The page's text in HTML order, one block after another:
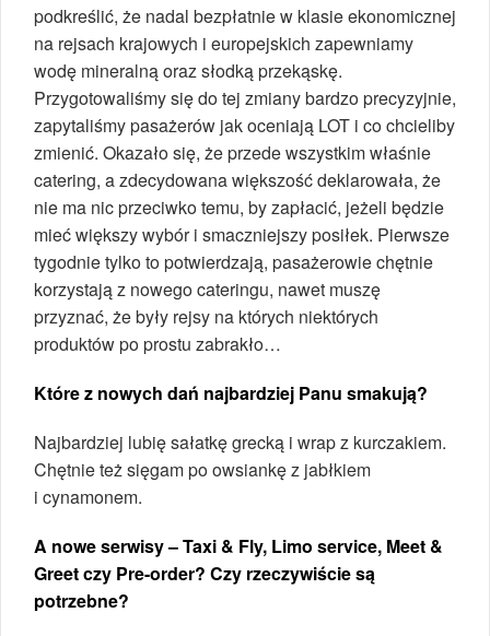
podkreślić, że nadal bezpłatnie w klasie ekonomicznej
na rejsach krajowych i europejskich zapewniamy
wodę mineralną oraz słodką przekąskę.
Przygotowaliśmy się do tej zmiany bardzo precyzyjnie,
zapytaliśmy pasażerów jak oceniają LOT i co chcieliby
zmienić. Okazało się, że przede wszystkim właśnie
catering, a zdecydowana większość deklarowała, że
nie ma nic przeciwko temu, by zapłacić, jeżeli będzie
mieć większy wybór i smaczniejszy posiłek. Pierwsze
tygodnie tylko to potwierdzają, pasażerowie chętnie
korzystają z nowego cateringu, nawet muszę
przyznać, że były rejsy na których niektórych
produktów po prostu zabrakło…
Które z nowych dań najbardziej Panu smakują?
Najbardziej lubię sałatkę grecką i wrap z kurczakiem.
Chętnie też sięgam po owsiankę z jabłkiem
i cynamonem.
A nowe serwisy – Taxi & Fly, Limo service, Meet &
Greet czy Pre-order? Czy rzeczywiście są
potrzebne?